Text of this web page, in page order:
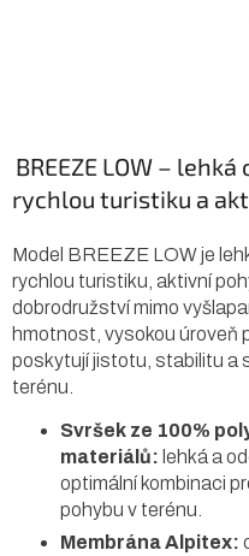
BREEZE LOW –
rychlou turistiku a
Model BREEZE LOW je
rychlou turistiku, aktivní
dobrodružství mimo
hmotnost, vysokou úroveň
poskytují jistotu, stabilitu a
terénu.
Svršek ze 100%
materiálů: lehká a
optimální kombinaci
pohybu v terénu.
Membrána Alpitex: